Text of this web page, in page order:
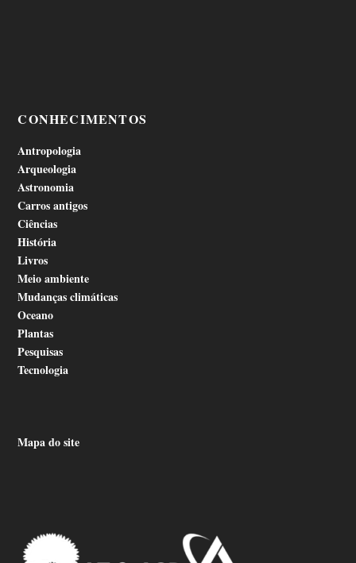
CONHECIMENTOS
Antropologia
Arqueologia
Astronomia
Carros antigos
Ciências
História
Livros
Meio ambiente
Mudanças climáticas
Oceano
Plantas
Pesquisas
Tecnologia
Mapa do site